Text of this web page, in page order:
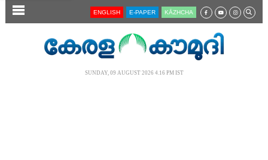
SECTIONS ENGLISH E-PAPER KĀZHCHA
SUNDAY, 09 AUGUST 2026 4.16 PM IST